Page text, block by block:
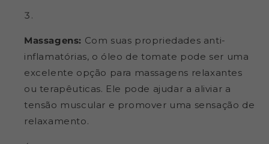
Massagens: Com suas propriedades anti-
inflamatórias, o óleo de tomate pode ser uma
excelente opção para massagens relaxantes
ou terapêuticas. Ele pode ajudar a aliviar a
tensão muscular e promover uma sensação de
relaxamento.